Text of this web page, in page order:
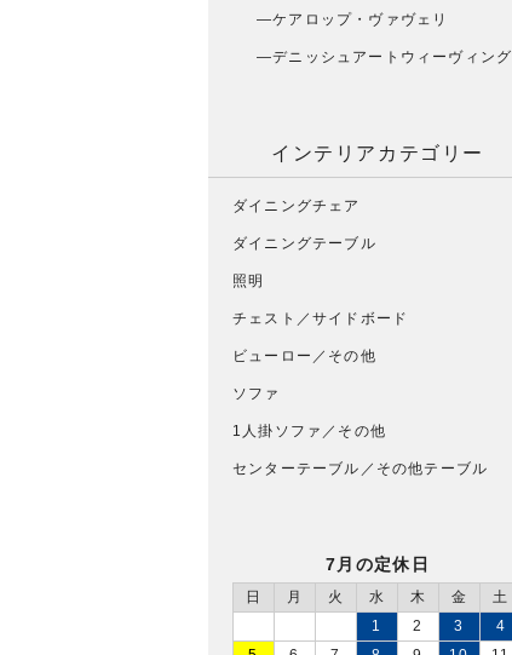
ケアロップ・ヴァヴェリ
デニッシュアートウィーヴィング
インテリアカテゴリー
ダイニングチェア
ダイニングテーブル
照明
チェスト／サイドボード
ビューロー／その他
ソファ
1人掛ソファ／その他
センターテーブル／その他テーブル
7月の定休日
日 月 火 水 木 金
土
1
2 3
4